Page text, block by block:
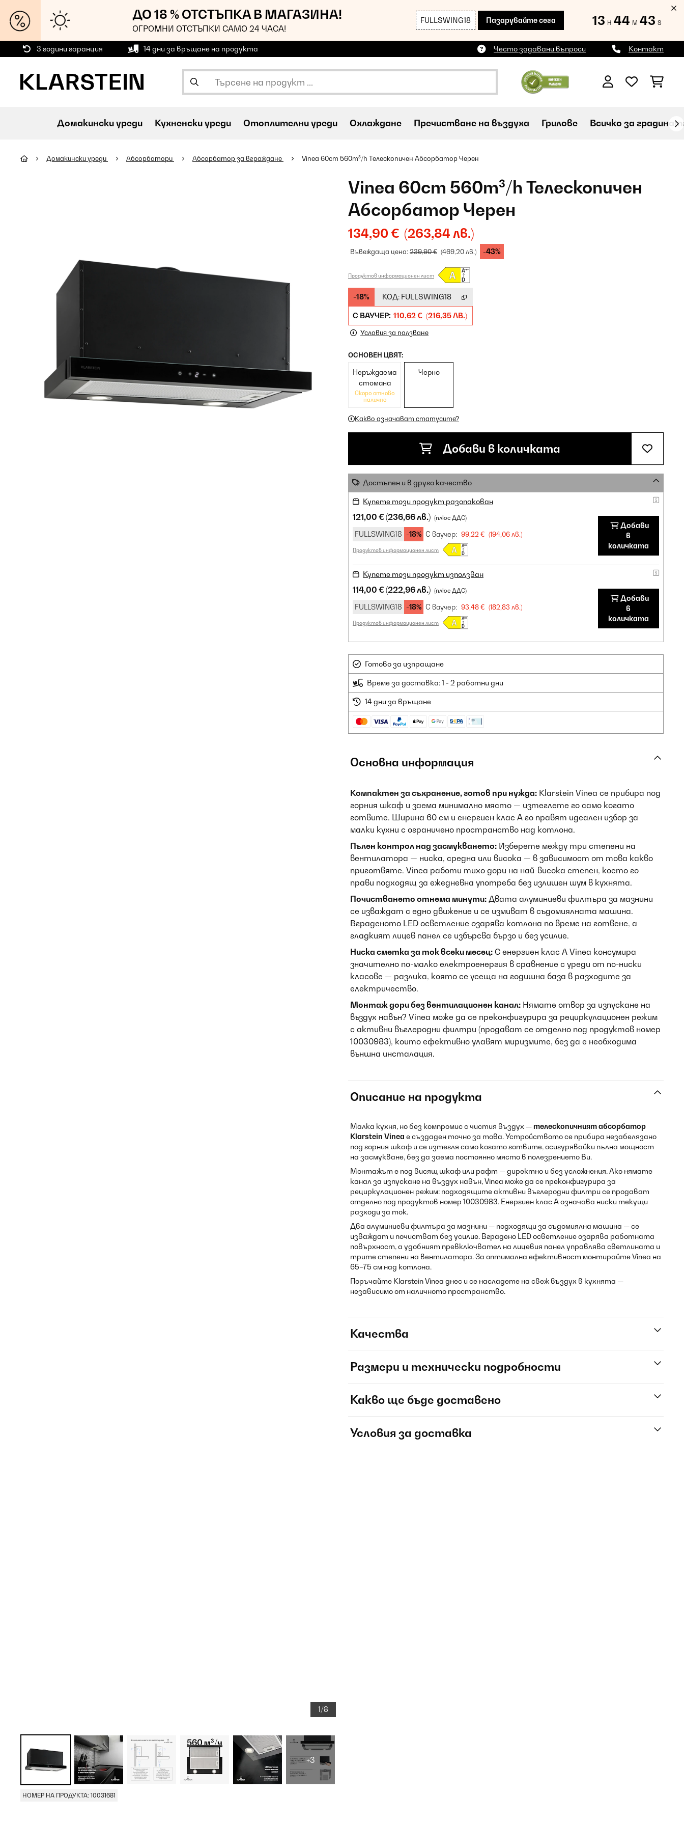
ДО 18 % ОТСТЪПКА В МАГАЗИНА!
ОГРОМНИ ОТСТЪПКИ САМО 24 ЧАСА!
FULLSWING18 Пазарувайте сега 13 H 44 M 41 S
3 години гаранция 14 дни за връщане на продукта Често задавани въпроси Контакт
Домакински уреди Кухненски уреди Oтоплителни уреди Охлаждане Пречистване на въздуха Грилове Всичко за
Домакински уреди Абсорбатори Абсорбатор за вграждане Vinea 60cm 560m³/h Телескопичен Абсорбатор Черен
1/8
+3
НОМЕР НА ПРОДУКТА: 10031681
Vinea 60cm 560m³/h Телескопичен
Абсорбатор Черен
134,90 € (263,84 лв.)
Въвеждаща цена:239,90 € (469,20 лв.) -43%
Продуктов информационен лист
-18% КОД: FULLSWING18
С ВАУЧЕР: 110,62 € (216,35 ЛВ.)
Условия за ползване
ОСНОВЕН ЦВЯТ:
Неръждаема
стомана
Скоро отново
налично
Черно
Какво означават статусите?
Добави в количката
Достъпен и в друго качество
Купете този продукт разопакован
121,00 €(236,66 лв.) (плюс ДДС)
FULLSWING18 -18% С ваучер: 99,22 € (194,06 лв.)
Продуктов информационен лист
Добави
в
количката
Купете този продукт използван
114,00 €(222,96 лв.) (плюс ДДС)
FULLSWING18 -18% С ваучер: 93,48 € (182,83 лв.)
Продуктов информационен лист
Добави
в
количката
Готово за изпращане
Време за доставка: 1 - 2 работни дни
14 дни за връщане
Основна информация
Компактен за съхранение, готов при нужда: Klarstein Vinea се прибира под
горния шкаф и заема минимално място — изтеглете го само когато
готвите. Ширина 60 см и енергиен клас А го правят идеален избор за
малки кухни с ограничено пространство над котлона.
Пълен контрол над засмукването: Изберете между три степени на
вентилатора — ниска, средна или висока — в зависимост от това какво
приготвяте. Vinea работи тихо дори на най-висока степен, което го
прави подходящ за ежедневна употреба без излишен шум в кухнята.
Почистването отнема минути: Двата алуминиеви филтъра за мазнини
се изваждат с едно движение и се измиват в съдомиялната машина.
Вграденото LED осветление озарява котлона по време на готвене, а
гладкият лицев панел се избърсва бързо и без усилие.
Ниска сметка за ток всеки месец: С енергиен клас А Vinea консумира
значително по-малко електроенергия в сравнение с уреди от по-ниски
класове — разлика, която се усеща на годишна база в разходите за
електричество.
Монтаж дори без вентилационен канал: Нямате отвор за изпускане на
въздух навън? Vinea може да се преконфигурира за рециркулационен режим
с активни въглеродни филтри (продават се отделно под продуктов номер
10030983), които ефективно улавят миризмите, без да е необходима
външна инсталация.
Описание на продукта
Малка кухня, но без компромис с чистия въздух — телескопичният абсорбатор
Klarstein Vinea е създаден точно за това. Устройството се прибира незабелязано
под горния шкаф и се изтегля само когато готвите, осигурявайки пълна мощност
на засмукване, без да заема постоянно място в полезрението Ви.
Монтажът е под висящ шкаф или рафт — директно и без усложнения. Ако нямате
канал за изпускане на въздух навън, Vinea може да се преконфигурира за
рециркулационен режим: подходящите активни въглеродни филтри се продават
отделно под продуктов номер 10030983. Енергиен клас А означава ниски текущи
разходи за ток.
Два алуминиеви филтъра за мазнини — подходящи за съдомиялна машина — се
изваждат и почистват без усилие. Вградено LED осветление озарява работната
повърхност, а удобният превключвател на лицевия панел управлява светлината и
трите степени на вентилатора. За оптимална ефективност монтирайте Vinea на
65–75 см над котлона.
Поръчайте Klarstein Vinea днес и се насладете на свеж въздух в кухнята —
независимо от наличното пространство.
Качества
Размери и технически подробности
Какво ще бъде доставено
Условия за доставка